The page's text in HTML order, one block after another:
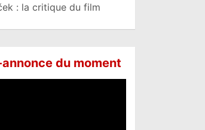
: la critique du film
du moment